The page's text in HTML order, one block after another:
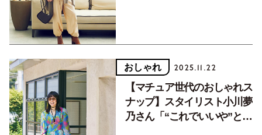
おしゃれ 2025.11.22
【マチュア世代のおしゃれス
ナップ】スタイリスト小川夢
乃さん「“これでいいや”と妥